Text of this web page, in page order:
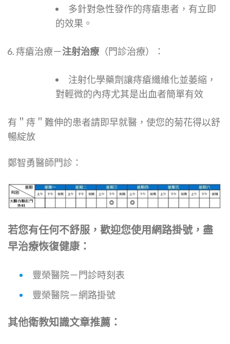
多針對急性發作的痔瘡患者，有立即
的效果。
痔瘡治療－注射治療 （門診治療）：
注射化學藥劑讓痔瘡纖維化並萎縮，
對輕微的內痔尤其是出血者簡單有效
有＂痔＂難伸的患者請即早就醫，使您的菊花得以舒
暢綻放
鄭智勇醫師門診：
若您有任何不舒服，歡迎您使用網路掛號，盡
早治療恢復健康：
豐榮醫院－門診時刻表
豐榮醫院－網路掛號
其他衛教知識文章推薦：